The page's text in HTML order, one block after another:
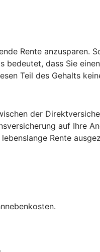
Rente anzusparen.
dass Sie
Teil des Gehalts
der
auf Ihre
Rente